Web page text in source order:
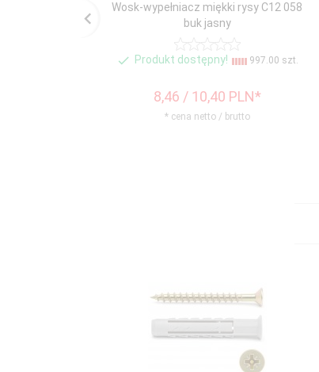
Wosk-wypełniacz miękki rysy C12 058
buk jasny
Produkt dostępny! 997.00 szt.
8,46 / 10,40 PLN*
* cena netto / brutto